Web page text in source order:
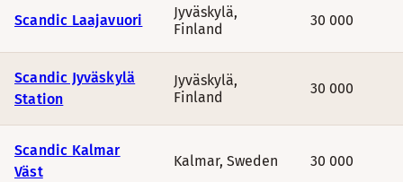
Scandic Laajavuori Jyväskylä,
Finland
30 000
Scandic Jyväskylä
Station
Jyväskylä,
Finland
30 000
Scandic Kalmar
Väst
Kalmar, Sweden 30 000